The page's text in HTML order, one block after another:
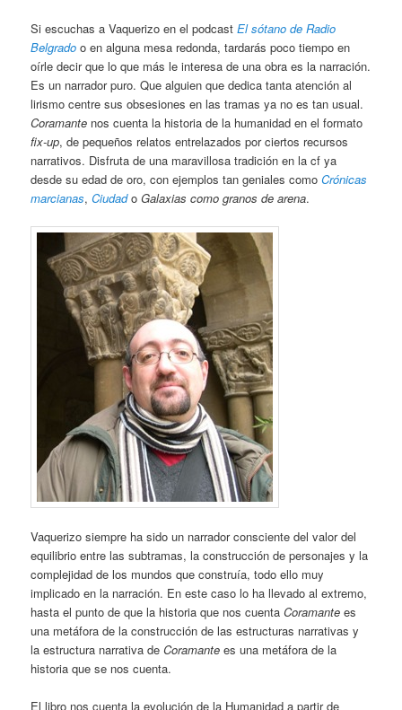
Si escuchas a Vaquerizo en el podcastEl sótano de Radio
Belgrado o en alguna mesa redonda, tardarás poco tiempo en
oírle decir que lo que más le interesa de una obra es la narración.
Es un narrador puro. Que alguien que dedica tanta atención al
lirismo centre sus obsesiones en las tramas ya no es tan usual.
Coramante nos cuenta la historia de la humanidad en el formato
fix-up, de pequeños relatos entrelazados por ciertos recursos
narrativos. Disfruta de una maravillosa tradición en la cf ya
desde su edad de oro, con ejemplos tan geniales como Crónicas
marcianas,CiudadoGalaxias como granos de arena.
Vaquerizo siempre ha sido un narrador consciente del valor del
equilibrio entre las subtramas, la construcción de personajes y la
complejidad de los mundos que construía, todo ello muy
implicado en la narración. En este caso lo ha llevado al extremo,
hasta el punto de que la historia que nos cuentaCoramante es
una metáfora de la construcción de las estructuras narrativas y
la estructura narrativa deCoramante es una metáfora de la
historia que se nos cuenta.
El libro nos cuenta la evolución de la Humanidad a partir de